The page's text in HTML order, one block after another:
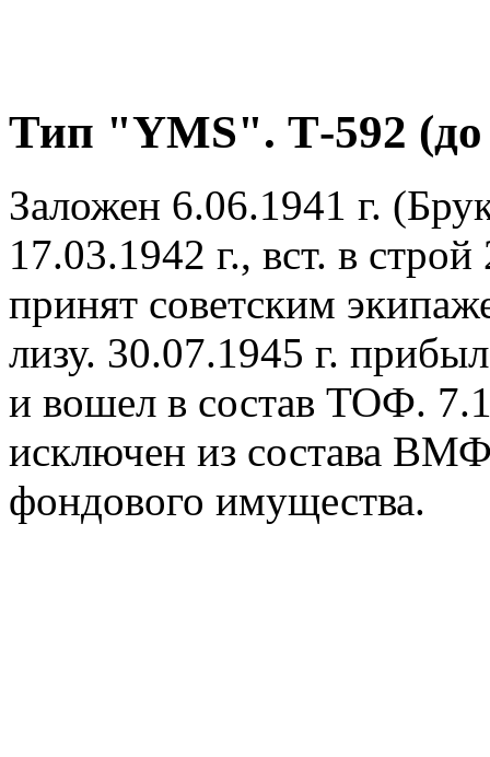
Тип "YMS". Т-592 (до
Заложен 6.06.1941 г.
17.03.1942 г., вст. в
принят советским
лизу. 30.07.1945 г.
и вошел в состав ТОФ.
исключен из состава ВМФ
фондового имущества.